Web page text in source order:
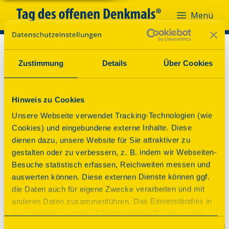
Zustimmung Details Über Cookies
Hinweis zu Cookies
Unsere Webseite verwendet Tracking-Technologien (wie
Cookies) und eingebundene externe Inhalte. Diese
dienen dazu, unsere Website für Sie attraktiver zu
gestalten oder zu verbessern, z. B. indem wir Webseiten-
Besuche statistisch erfassen, Reichweiten messen und
auswerten können. Diese externen Dienste können ggf.
die Daten auch für eigene Zwecke verarbeiten und mit
anderen Daten zusammenführen. Das Einverständnis in
die Verwendung dieser Dienste können Sie hier geben.
Menü